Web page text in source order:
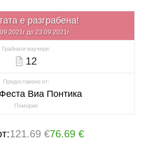
е разграбена!
до 23.09.2021г
Грабнати ваучери:
12
Предоставено от:
Виа Понтика
Поморие
121.69 €76.69 €